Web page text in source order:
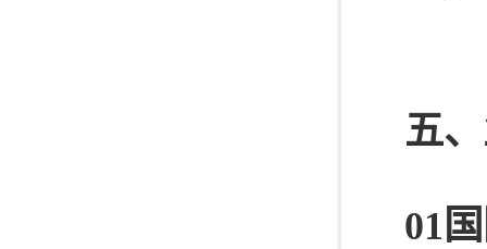
五
01